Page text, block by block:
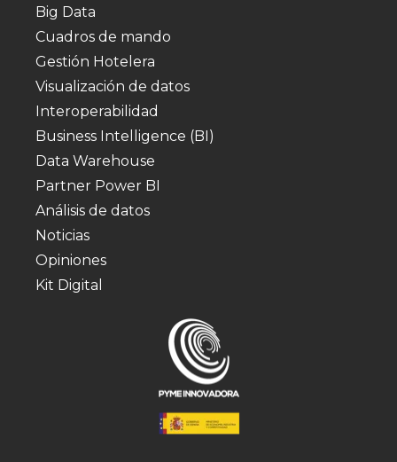
Big Data
Cuadros de mando
Gestión Hotelera
Visualización de datos
Interoperabilidad
Business Intelligence (BI)
Data Warehouse
Partner Power BI
Análisis de datos
Noticias
Opiniones
Kit Digital